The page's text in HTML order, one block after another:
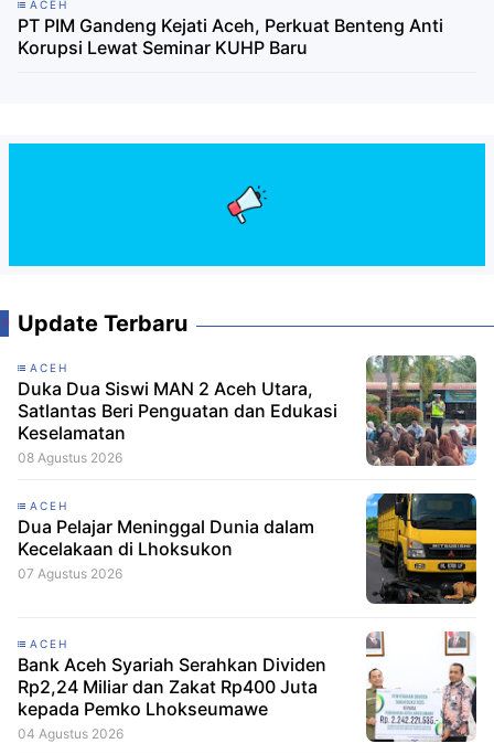
ACEH
PT PIM Gandeng Kejati Aceh, Perkuat Benteng Anti
Korupsi Lewat Seminar KUHP Baru
Update Terbaru
ACEH
Duka Dua Siswi MAN 2 Aceh Utara,
Satlantas Beri Penguatan dan Edukasi
Keselamatan
08 Agustus 2026
ACEH
Dua Pelajar Meninggal Dunia dalam
Kecelakaan di Lhoksukon
07 Agustus 2026
ACEH
Bank Aceh Syariah Serahkan Dividen
Rp2,24 Miliar dan Zakat Rp400 Juta
kepada Pemko Lhokseumawe
04 Agustus 2026